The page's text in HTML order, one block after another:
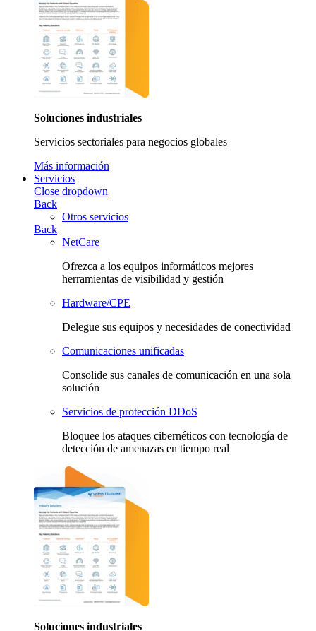
Soluciones industriales
Servicios sectoriales para negocios globales
Más información
Servicios
Close dropdown
Back
Otros servicios
Back
NetCare
Ofrezca a los equipos informáticos mejores
herramientas de visibilidad y gestión
Hardware/CPE
Delegue sus equipos y necesidades de conectividad
Comunicaciones unificadas
Consolide sus canales de comunicación en una sola
solución
Servicios de protección DDoS
Bloquee los ataques cibernéticos con tecnología de
detección de amenazas en tiempo real
Soluciones industriales